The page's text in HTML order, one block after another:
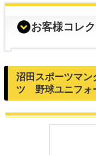
お客様コレ
沼田スポーツマ
ツ 野球ユニフォ